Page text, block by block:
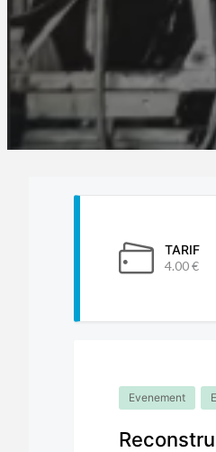
TARIF
4.00 €
Evenement